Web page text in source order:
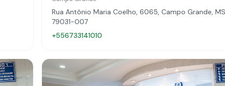
Rua Antônio Maria Coelho, 6065, Campo Grande,
79031-007
+556733141010